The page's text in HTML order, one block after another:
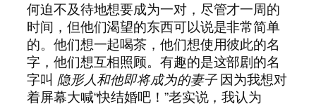
何迫不及待地想要成为一对，尽管才一周的
时间，但他们渴望的东西可以说是非常简单
的。他们想一起喝茶，他们想使用彼此的名
字，他们想互相照顾。有趣的是这部剧的名
字叫 隐形人和他即将成为的妻子因为我想对
着屏幕大喊“快结婚吧！”老实说，我认为